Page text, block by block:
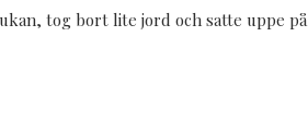
tog bort lite jord och satte uppe på